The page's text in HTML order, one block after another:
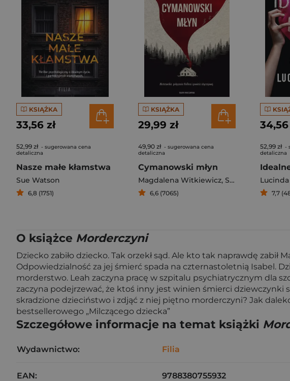
KSIĄŻKA
33,56 zł
52,99 zł - sugerowana cena
detaliczna
Nasze małe kłamstwa
Sue Watson
6,8 (1751)
KSIĄŻKA
29,99 zł
49,90 zł - sugerowana cena
detaliczna
Cymanowski młyn
Magdalena Witkiewicz, Stefan Darda
6,6 (7065)
34,56
52,99 zł -
detaliczna
7,7
O książce Morderczyni
Dziecko zabiło dziecko. Tak orzekł sąd. Ale kto tak naprawdę
Odpowiedzialność za jej śmierć spada na czternastoletnią Isabel.
morderstwo. Leah zaczyna pracę w szpitalu psychiatrycznym dla
zaczyna podejrzewać, że ktoś inny jest winien śmierci dziewczynki
skradzione dzieciństwo i zdjąć z niej piętno morderczyni? Jak
bestsellerowego „Milczącego dziecka”
Szczegółowe informacje na temat książki
Wydawnictwo: Filia
EAN: 9788380755932